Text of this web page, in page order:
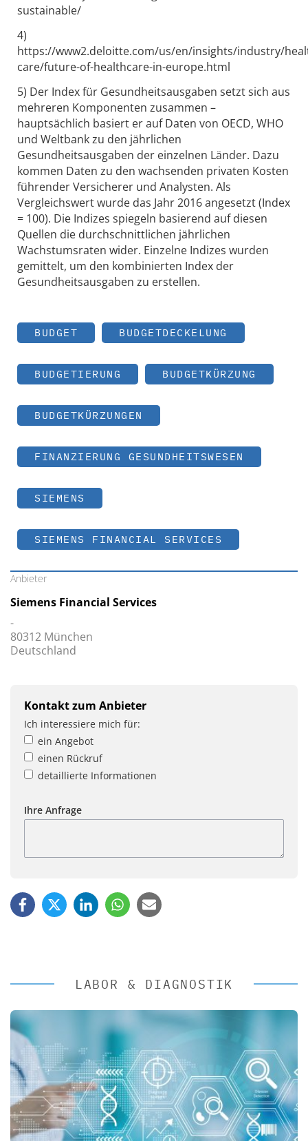
sustainable/
4)
https://www2.deloitte.com/us/en/insights/industry/
care/future-of-healthcare-in-europe.html
5) Der Index für Gesundheitsausgaben setzt sich aus
mehreren Komponenten zusammen –
hauptsächlich basiert er auf Daten von OECD, WHO
und Weltbank zu den jährlichen
Gesundheitsausgaben der einzelnen Länder. Dazu
kommen Daten zu den wachsenden privaten Kosten
führender Versicherer und Analysten. Als
Vergleichswert wurde das Jahr 2016 angesetzt (Index
= 100). Die Indizes spiegeln basierend auf diesen
Quellen die durchschnittlichen jährlichen
Wachstumsraten wider. Einzelne Indizes wurden
gemittelt, um den kombinierten Index der
Gesundheitsausgaben zu erstellen.
BUDGET BUDGETDECKELUNG
BUDGETIERUNG BUDGETKÜRZUNG
BUDGETKÜRZUNGEN
FINANZIERUNG GESUNDHEITSWESEN
SIEMENS
SIEMENS FINANCIAL SERVICES
Anbieter
Siemens Financial Services
-
80312 München
Deutschland
Kontakt zum Anbieter
Ich interessiere mich für:
ein Angebot
einen Rückruf
detaillierte Informationen
Ihre Anfrage
LABOR & DIAGNOSTIK